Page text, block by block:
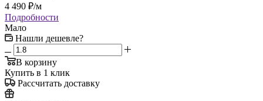
4 490 ₽/м
Подробности
Мало
Нашли дешевле?
В корзину
Купить в 1 клик
Рассчитать доставку